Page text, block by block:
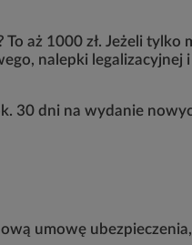
aż 1000 zł. Jeżeli tylko
nalepki legalizacyjnej i
30 dni na wydanie
umowę